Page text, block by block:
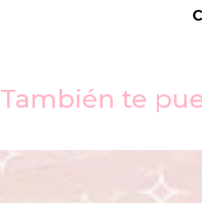
También te